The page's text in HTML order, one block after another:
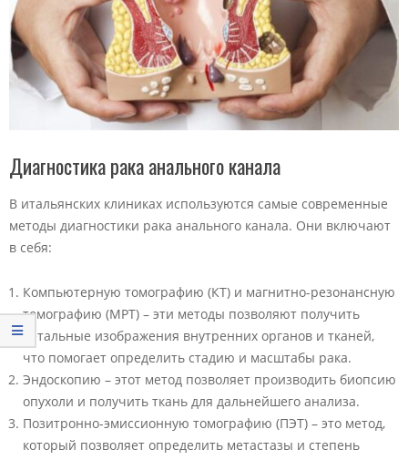
Диагностика рака анального канала
В итальянских клиниках используются самые современные
методы диагностики рака анального канала. Они включают
в себя:
Компьютерную томографию (КТ) и магнитно-резонансную
томографию (МРТ) – эти методы позволяют получить
детальные изображения внутренних органов и тканей,
что помогает определить стадию и масштабы рака.
Эндоскопию – этот метод позволяет производить биопсию
опухоли и получить ткань для дальнейшего анализа.
Позитронно-эмиссионную томографию (ПЭТ) – это метод,
который позволяет определить метастазы и степень